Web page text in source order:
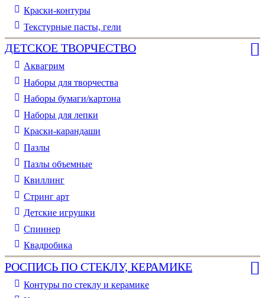
Краски-контуры
Текстурные пасты, гели
ДЕТСКОЕ ТВОРЧЕСТВО
Аквагрим
Наборы для творчества
Наборы бумаги/картона
Наборы для лепки
Краски-карандаши
Пазлы
Пазлы объемные
Квиллинг
Стринг арт
Детские игрушки
Спиннер
Квадробика
РОСПИСЬ ПО СТЕКЛУ, КЕРАМИКЕ
Контуры по стеклу и керамике